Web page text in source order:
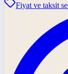
Fiyat ve taksit